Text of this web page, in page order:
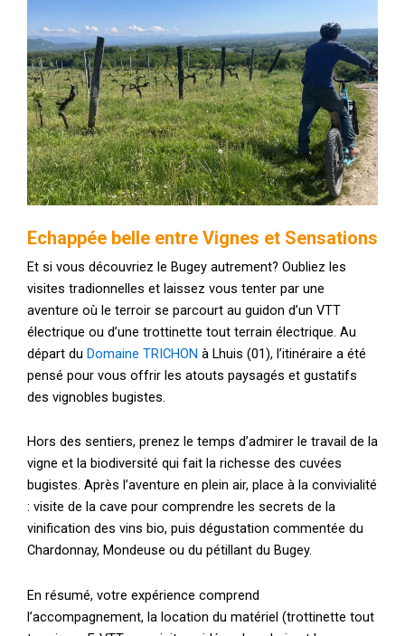
Echappée belle entre Vignes et Sensations
Et si vous découvriez le Bugey autrement? Oubliez les
visites tradionnelles et laissez vous tenter par une
aventure où le terroir se parcourt au guidon d’un VTT
électrique ou d’une trottinette tout terrain électrique. Au
départ du Domaine TRICHON à Lhuis (01), l’itinéraire a été
pensé pour vous offrir les atouts paysagés et gustatifs
des vignobles bugistes.
Hors des sentiers, prenez le temps d’admirer le travail de la
vigne et la biodiversité qui fait la richesse des cuvées
bugistes. Après l’aventure en plein air, place à la convivialité
: visite de la cave pour comprendre les secrets de la
vinification des vins bio, puis dégustation commentée du
Chardonnay, Mondeuse ou du pétillant du Bugey.
En résumé, votre expérience comprend
l’accompagnement, la location du matériel (trottinette tout